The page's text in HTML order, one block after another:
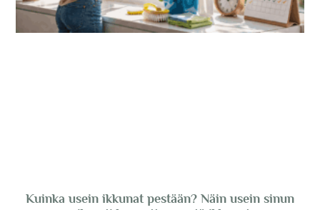
Kuinka usein ikkunat pestään? Näin usein sinun